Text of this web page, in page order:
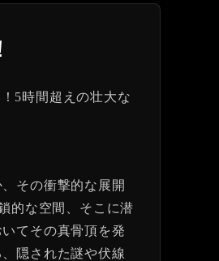
5時間超えの壮大な
その衝撃的な展開
的な空間、そこに潜
てその真骨頂を発
隠された謎や伏線